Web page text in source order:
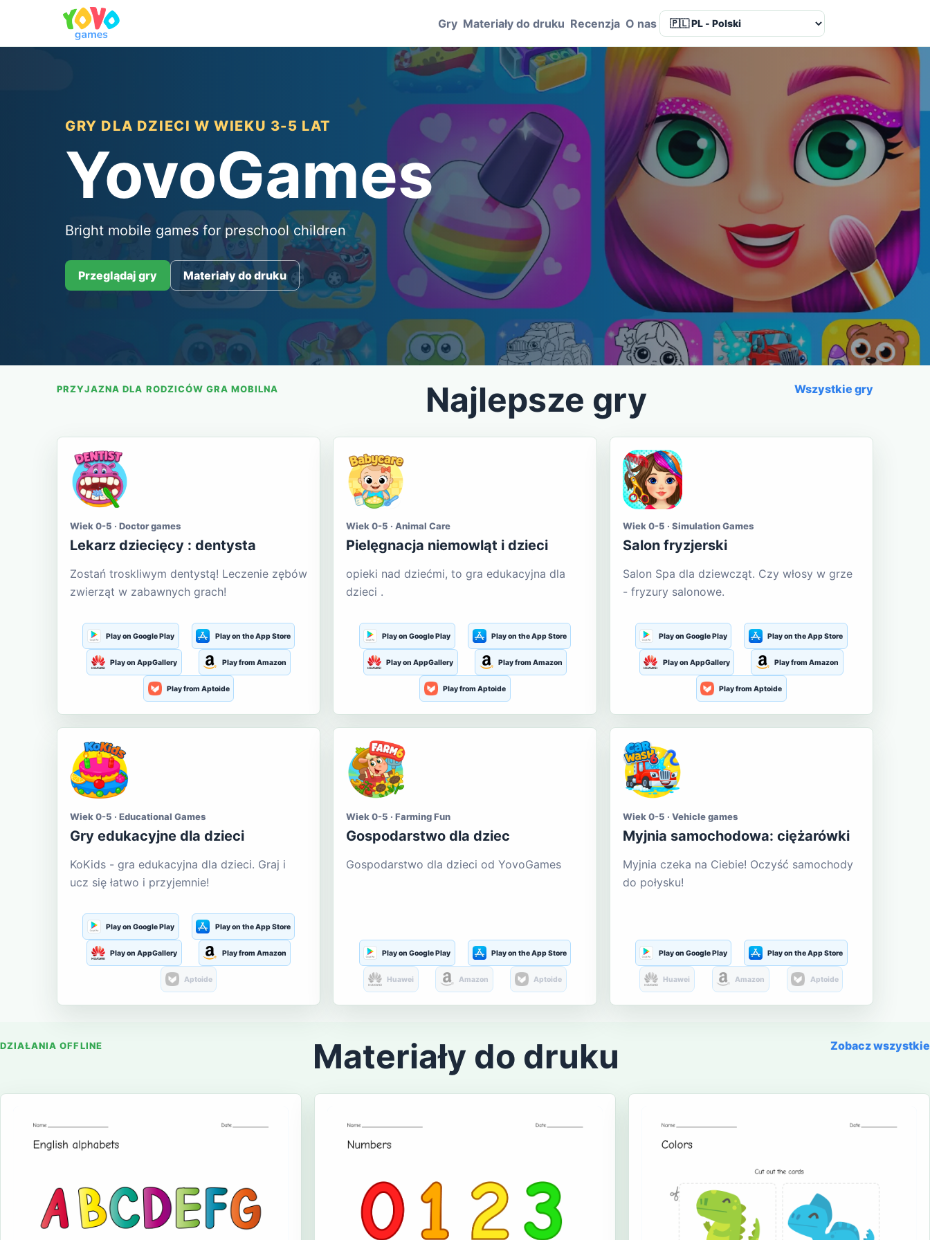
Gry Materiały do druku Recenzja O nas
GRY DLA DZIECI W WIEKU 3-5 LAT
YovoGames
Bright mobile games for preschool children
Przeglądaj gry Materiały do druku
PRZYJAZNA DLA RODZICÓW GRA MOBILNA Najlepsze gry Wszystkie gry
Wiek 0-5 · Doctor games
Lekarz dziecięcy : dentysta
Zostań troskliwym dentystą! Leczenie zębów
zwierząt w zabawnych grach!
Play on Google Play Play on the App Store
Play on AppGallery Play from Amazon
Play from Aptoide
Wiek 0-5 · Animal Care
Pielęgnacja niemowląt i dzieci
opieki nad dziećmi, to gra edukacyjna dla
dzieci .
Play on Google Play Play on the App Store
Play on AppGallery Play from Amazon
Play from Aptoide
Wiek 0-5 · Simulation Games
Salon fryzjerski
Salon Spa dla dziewcząt. Czy włosy w grze
- fryzury salonowe.
Play on Google Play Play on the App Store
Play on AppGallery Play from Amazon
Play from Aptoide
Wiek 0-5 · Educational Games
Gry edukacyjne dla dzieci
KoKids - gra edukacyjna dla dzieci. Graj i
ucz się łatwo i przyjemnie!
Play on Google Play Play on the App Store
Play on AppGallery Play from Amazon
Aptoide
Wiek 0-5 · Farming Fun
Gospodarstwo dla dziec
Gospodarstwo dla dzieci od YovoGames
Play on Google Play Play on the App Store
Huawei Amazon Aptoide
Wiek 0-5 · Vehicle games
Myjnia samochodowa: ciężarówki
Myjnia czeka na Ciebie! Oczyść samochody
do połysku!
Play on Google Play Play on the App Store
Huawei Amazon Aptoide
DZIAŁANIA OFFLINE Materiały do druku Zobacz wszystkie